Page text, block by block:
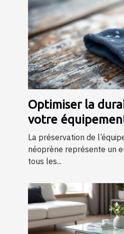
Optimiser la
votre
en néoprène
La préservation de
néoprène représente un
tous les...